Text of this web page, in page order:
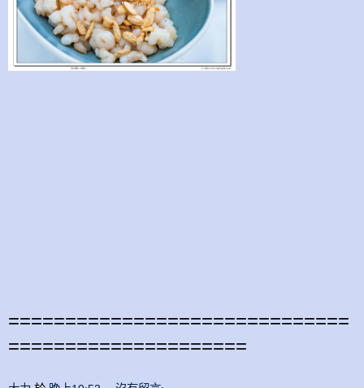
==============================
=====================